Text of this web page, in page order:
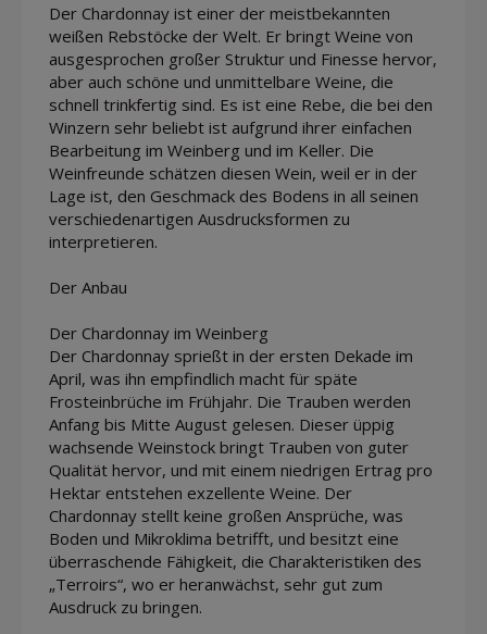
Der Chardonnay ist einer der meistbekannten
weißen Rebstöcke der Welt. Er bringt Weine von
ausgesprochen großer Struktur und Finesse hervor,
aber auch schöne und unmittelbare Weine, die
schnell trinkfertig sind. Es ist eine Rebe, die bei den
Winzern sehr beliebt ist aufgrund ihrer einfachen
Bearbeitung im Weinberg und im Keller. Die
Weinfreunde schätzen diesen Wein, weil er in der
Lage ist, den Geschmack des Bodens in all seinen
verschiedenartigen Ausdrucksformen zu
interpretieren.
Der Anbau
Der Chardonnay im Weinberg
Der Chardonnay sprießt in der ersten Dekade im
April, was ihn empfindlich macht für späte
Frosteinbrüche im Frühjahr. Die Trauben werden
Anfang bis Mitte August gelesen. Dieser üppig
wachsende Weinstock bringt Trauben von guter
Qualität hervor, und mit einem niedrigen Ertrag pro
Hektar entstehen exzellente Weine. Der
Chardonnay stellt keine großen Ansprüche, was
Boden und Mikroklima betrifft, und besitzt eine
überraschende Fähigkeit, die Charakteristiken des
„Terroirs“, wo er heranwächst, sehr gut zum
Ausdruck zu bringen.